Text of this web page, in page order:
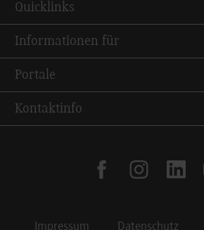
Quicklinks
Informationen für
Portale
Kontaktinfo
facebookinstagramlinkedin